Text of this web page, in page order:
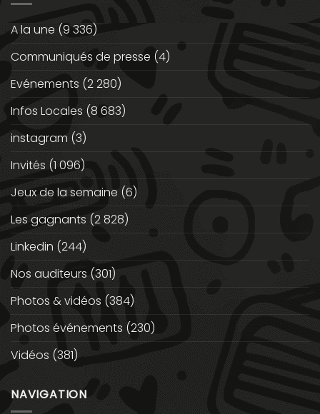
A la une (9 336)
Communiqués de presse (4)
Evénements (2 280)
Infos Locales (8 683)
instagram (3)
Invités (1 096)
Jeux de la semaine (6)
Les gagnants (2 828)
Linkedin (244)
Nos auditeurs (301)
Photos & vidéos (384)
Photos événements (230)
Vidéos (381)
NAVIGATION